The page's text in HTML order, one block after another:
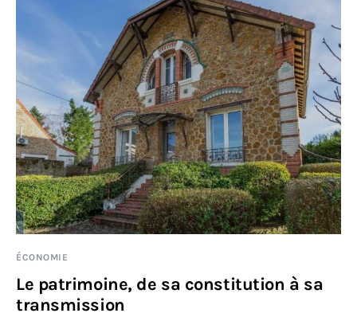
ÉCONOMIE
Le patrimoine, de sa constitution à sa
transmission